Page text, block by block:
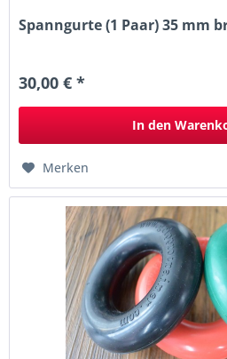
Spanngurte (1 Paar) 35 mm
30,00 € *
In den
Merken